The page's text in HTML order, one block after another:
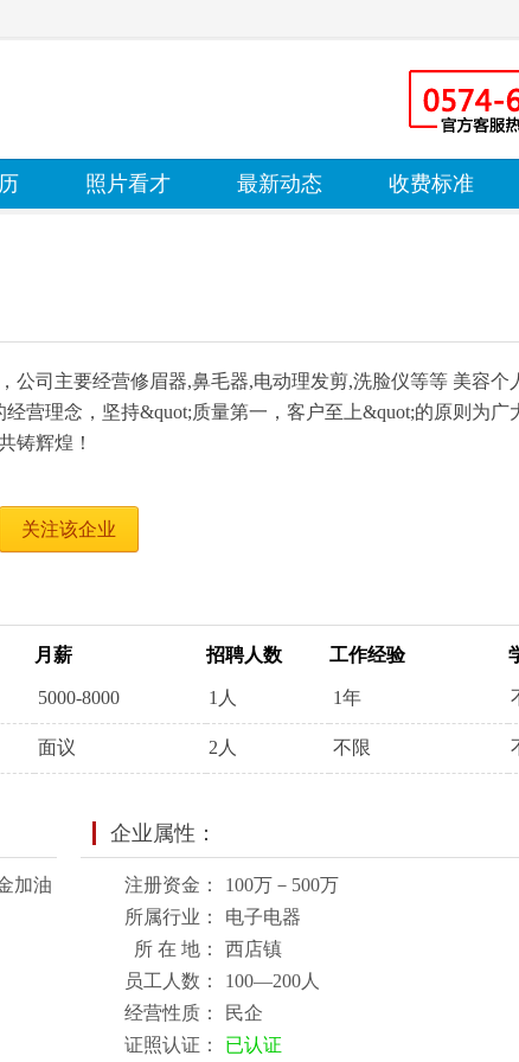
照片看才 最新动态 收费标准
公司主要经营修眉器,鼻毛器,电动理发剪,洗脸仪等等 美容个
营理念，坚持&quot;质量第一，客户至上&quot;的原则为广
铸辉煌！
关注该企业
月薪 招聘人数 工作经验
5000-8000 1人 1年
面议 2人 不限
加油
企业属性：
注册资金：
100万－500万
所属行业：
电子电器
所 在 地：
西店镇
员工人数：
100—200人
经营性质：
民企
证照认证：
已认证